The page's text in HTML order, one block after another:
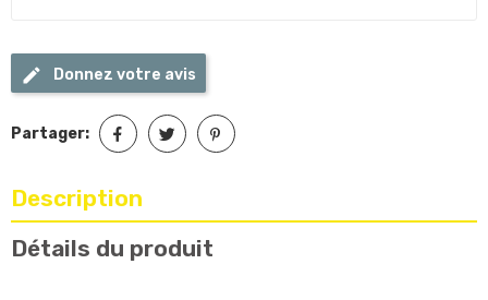
Donnez votre avis
Partager:
Description
Détails du produit